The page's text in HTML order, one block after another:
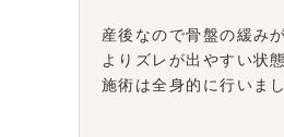
産後なので骨盤の緩み
よりズレが出やすい状
施術は全身的に行いまし